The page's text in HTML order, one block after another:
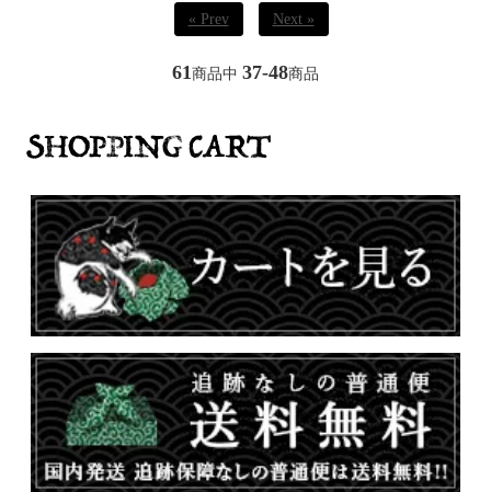
« Prev Next »
61商品中 37-48商品